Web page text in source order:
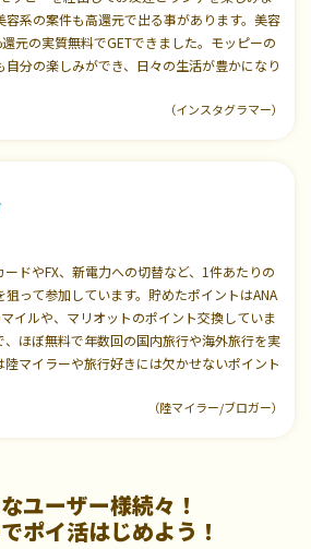
容系の案件も高還元で出る事があります。美容
元の実質無料でGETできました。モッピーの
分の楽しみができ、日々の生活が豊かになり
（インスタグラマー）
ドやFX、新電力への切替など、1件あたりの
って参加しています。貯めたポイントはANA
イルや、マリオットのポイント交換していま
、ほぼ無料で年数回の国内旅行や海外旅行を実
マイラーや旅行好きには欠かせないポイント
（陸マイラー/ブロガー）
ユーザー様続々！
ポイ活はじめよう！